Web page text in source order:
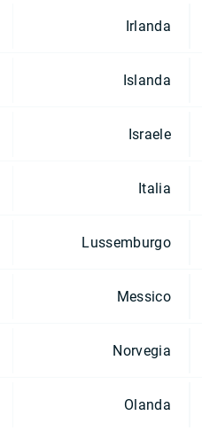
Irlanda
Islanda
Israele
Italia
Lussemburgo
Messico
Norvegia
Olanda